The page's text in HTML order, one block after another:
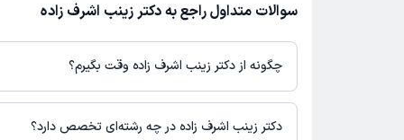
سوالات متداول راجع به دکتر زینب اشرف زاده
چگونه از دکتر زینب اشرف زاده وقت بگیرم؟
در صورتی کهدکتر زینب اشرف زادهدارای پروفایل فعال و نوبت‌دهی
باشند، می‌توانید از طریق این پلتفرم برای دریافت نوبت اقدام کنید.
دکتر زینب اشرف زاده در چه رشته‌ای تخصص دارد؟